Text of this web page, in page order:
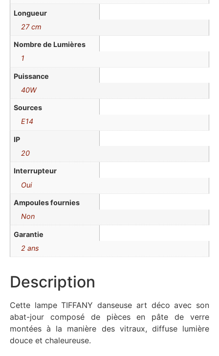
Longueur
27 cm
Nombre de Lumières
1
Puissance
40W
Sources
E14
IP
20
Interrupteur
Oui
Ampoules fournies
Non
Garantie
2 ans
Description
Cette lampe TIFFANY danseuse art déco avec son
abat-jour composé de pièces en pâte de verre
montées à la manière des vitraux, diffuse lumière
douce et chaleureuse.